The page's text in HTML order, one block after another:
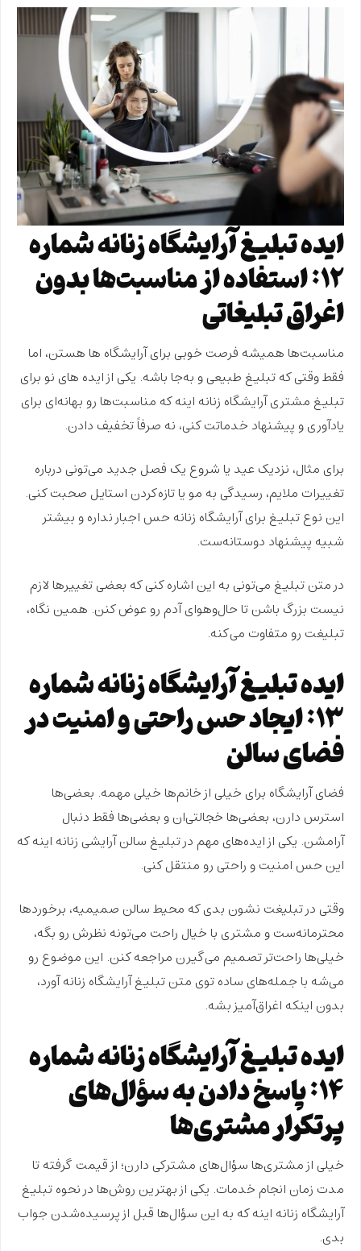
ایده تبلیغ آرایشگاه زنانه شماره
۱۲: استفاده از مناسبت‌ها بدون
اغراق تبلیغاتی
مناسبت‌ها همیشه فرصت خوبی برای آرایشگاه ها هستن، اما
فقط وقتی که تبلیغ طبیعی و به‌جا باشه. یکی از ایده های نو برای
تبلیغ مشتری آرایشگاه زنانه اینه که مناسبت‌ها رو بهانه‌ای برای
یادآوری و پیشنهاد خدماتت کنی، نه صرفاً تخفیف دادن.
برای مثال، نزدیک عید یا شروع یک فصل جدید می‌تونی درباره
تغییرات ملایم، رسیدگی به مو یا تازه‌کردن استایل صحبت کنی.
این نوع تبلیغ برای آرایشگاه زنانه حس اجبار نداره و بیشتر
شبیه پیشنهاد دوستانه‌ست.
در متن تبلیغ می‌تونی به این اشاره کنی که بعضی تغییرها لازم
نیست بزرگ باشن تا حال‌وهوای آدم رو عوض کنن. همین نگاه،
تبلیغت رو متفاوت می‌کنه.
ایده تبلیغ آرایشگاه زنانه شماره
۱۳: ایجاد حس راحتی و امنیت در
فضای سالن
فضای آرایشگاه برای خیلی از خانم‌ها خیلی مهمه. بعضی‌ها
استرس دارن، بعضی‌ها خجالتی‌انو بعضی‌ها فقط دنبال
آرامشن. یکی از ایده‌های مهم در تبلیغ سالن آرایشی زنانه اینه که
این حس امنیت و راحتی رو منتقل کنی.
وقتی در تبلیغت نشون بدی که محیط سالن صمیمیه، برخوردها
محترمانه‌ستو مشتری با خیال راحت می‌تونه نظرش رو بگه،
خیلی‌ها راحت‌تر تصمیم می‌گیرن مراجعه کنن. این موضوع رو
می‌شه با جمله‌های ساده توی متن تبلیغ آرایشگاه زنانه آورد،
بدون اینکه اغراق‌آمیز بشه.
ایده تبلیغ آرایشگاه زنانه شماره
۱۴: پاسخ دادن به سؤال‌های
پرتکرار مشتری‌ها
خیلی از مشتری‌ها سؤال‌های مشترکی دارن؛ ازقیمت گرفته تا
مدت زمان انجام خدمات. یکی از بهترین روش‌ها درنحوه تبلیغ
آرایشگاه زنانه اینه که به این سؤال‌ها قبل از پرسیده‌شدن جواب
بدی.